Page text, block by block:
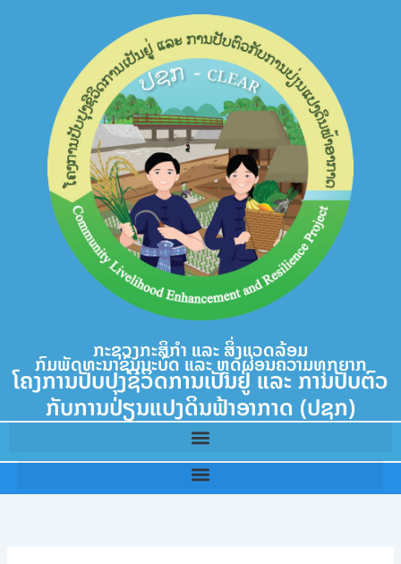
ກະຊວງກະສິກຳ ແລະ ສິ່ງແວດລ້ອມ
ກົມພັດທະນາຊົນນະບົດ ແລະ ຫຼຸດຜ່ອນຄວາມທຸກຍາກ
ໂຄງການປັບປຸງຊີວິດການເປັນຢູ່ ແລະ ການປັບຕົວ
ກັບການປ່ຽນແປງດິນຟ້າອາກາດ (ປຊກ)